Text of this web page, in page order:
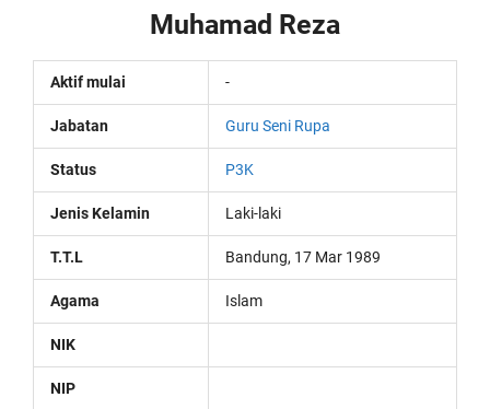
Muhamad Reza
Aktif mulai -
Jabatan Guru Seni Rupa
Status P3K
Jenis Kelamin Laki-laki
T.T.L Bandung, 17 Mar 1989
Agama Islam
NIK
NIP